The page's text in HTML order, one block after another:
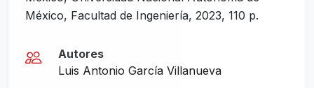
México, Facultad de Ingeniería, 2023, 110 p.
Autores
Luis Antonio García Villanueva